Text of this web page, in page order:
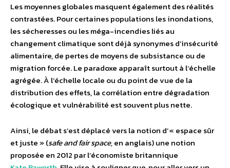
Les moyennes globales masquent également des réalités
contrastées. Pour certaines populations les inondations,
les sécheresses ou les méga-incendies liés au
changement climatique sont déjà synonymes d’insécurité
alimentaire, de pertes de moyens de subsistance ou de
migration forcée. Le paradoxe apparaît surtout à l’échelle
agrégée. À l’échelle locale ou du point de vue de la
distribution des effets, la corrélation entre dégradation
écologique et vulnérabilité est souvent plus nette.
Ainsi, le débat s’est déplacé vers la notion d’« espace sûr
et juste » (safe and fair space, en anglais) une notion
proposée en 2012 par l’économiste britannique